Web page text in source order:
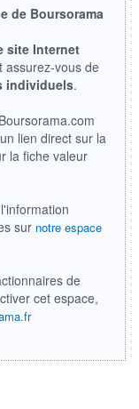
+ LISTE
de Boursorama
site Internet
assurez-vous de
individuels.
lien direct sur la
la fiche valeur
sur notre espace
de
cet espace,